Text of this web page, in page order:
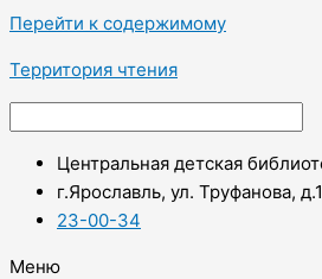
Перейти к содержимому
Территория чтения
Центральная детская
г.Ярославль, ул. Труфанова,
23-00-34
Меню